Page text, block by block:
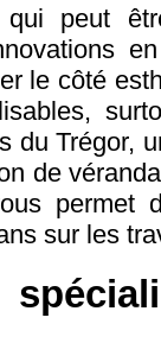
peut
le côté
du Trégor,
de
permet
sur les